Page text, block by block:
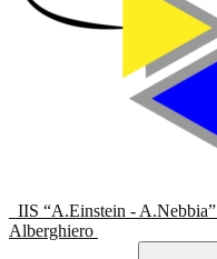
IIS “A.Einstein - A.Nebbia”
Alberghiero